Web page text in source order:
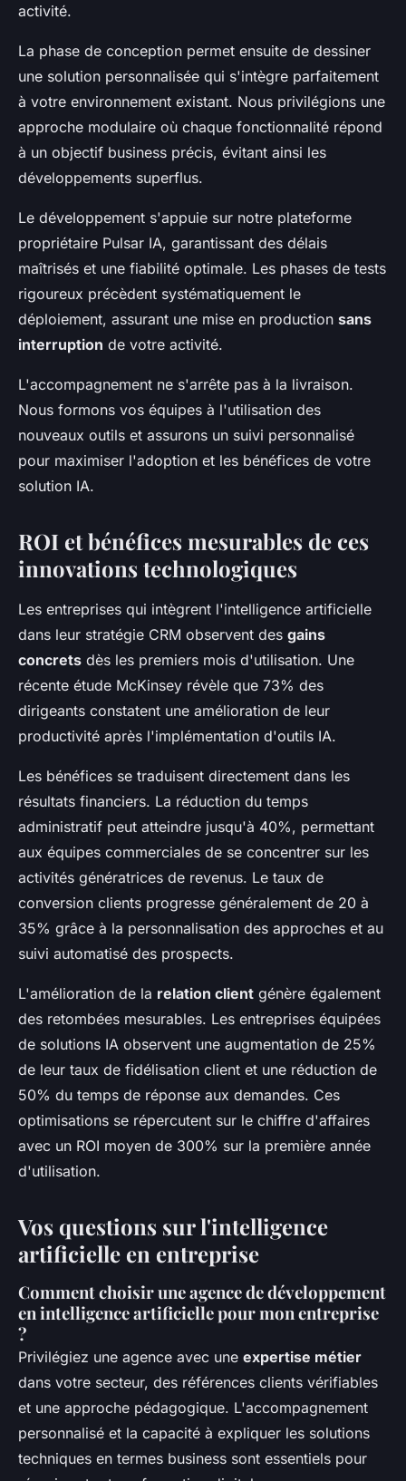
activité.
La phase de conception permet ensuite de dessiner
une solution personnalisée qui s'intègre parfaitement
à votre environnement existant. Nous privilégions une
approche modulaire où chaque fonctionnalité répond
à un objectif business précis, évitant ainsi les
développements superflus.
Le développement s'appuie sur notre plateforme
propriétaire Pulsar IA, garantissant des délais
maîtrisés et une fiabilité optimale. Les phases de tests
rigoureux précèdent systématiquement le
déploiement, assurant une mise en production sans
interruption de votre activité.
L'accompagnement ne s'arrête pas à la livraison.
Nous formons vos équipes à l'utilisation des
nouveaux outils et assurons un suivi personnalisé
pour maximiser l'adoption et les bénéfices de votre
solution IA.
ROI et bénéfices mesurables de ces
innovations technologiques
Les entreprises qui intègrent l'intelligence artificielle
dans leur stratégie CRM observent des gains
concrets dès les premiers mois d'utilisation. Une
récente étude McKinsey révèle que 73% des
dirigeants constatent une amélioration de leur
productivité après l'implémentation d'outils IA.
Les bénéfices se traduisent directement dans les
résultats financiers. La réduction du temps
administratif peut atteindre jusqu'à 40%, permettant
aux équipes commerciales de se concentrer sur les
activités génératrices de revenus. Le taux de
conversion clients progresse généralement de 20 à
35% grâce à la personnalisation des approches et au
suivi automatisé des prospects.
L'amélioration de la relation client génère également
des retombées mesurables. Les entreprises équipées
de solutions IA observent une augmentation de 25%
de leur taux de fidélisation client et une réduction de
50% du temps de réponse aux demandes. Ces
optimisations se répercutent sur le chiffre d'affaires
avec un ROI moyen de 300% sur la première année
d'utilisation.
Vos questions sur l'intelligence
artificielle en entreprise
Comment choisir une agence de développement
en intelligence artificielle pour mon entreprise
?
Privilégiez une agence avec une expertise métier
dans votre secteur, des références clients vérifiables
et une approche pédagogique. L'accompagnement
personnalisé et la capacité à expliquer les solutions
techniques en termes business sont essentiels pour